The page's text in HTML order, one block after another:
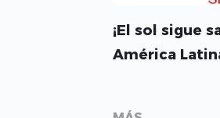
¡El sol sigue
América